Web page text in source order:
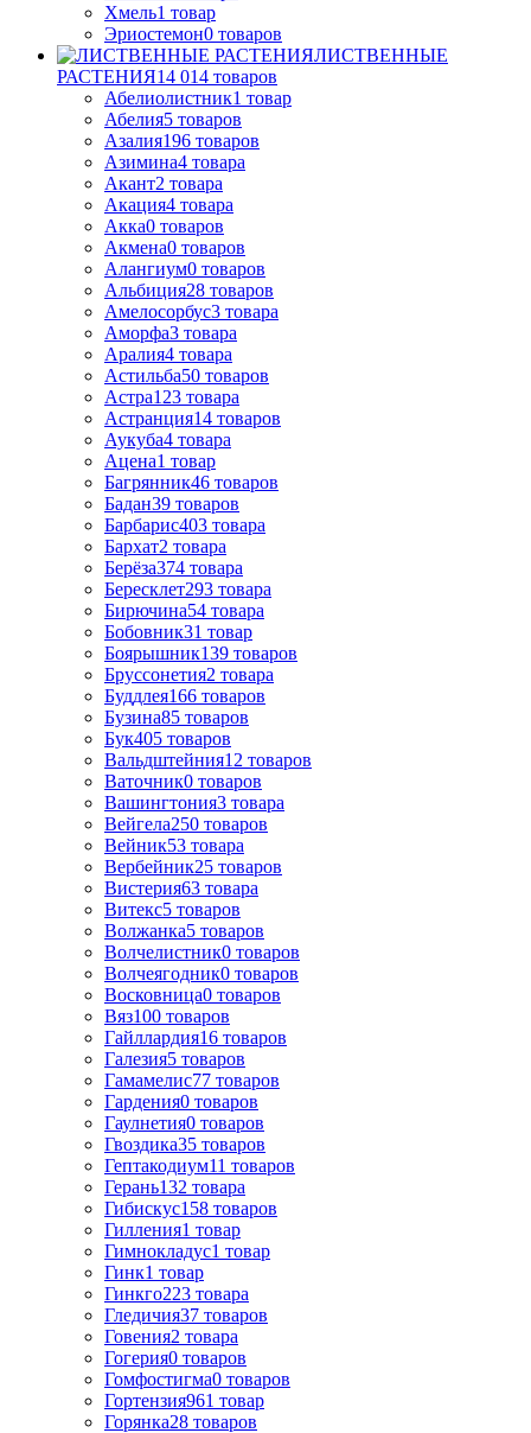
Хмель1 товар
Эриостемон0 товаров
ЛИСТВЕННЫЕ
РАСТЕНИЯ14 014 товаров
Абелиолистник1 товар
Абелия5 товаров
Азалия196 товаров
Азимина4 товара
Акант2 товара
Акация4 товара
Акка0 товаров
Акмена0 товаров
Алангиум0 товаров
Альбиция28 товаров
Амелосорбус3 товара
Аморфа3 товара
Аралия4 товара
Астильба50 товаров
Астра123 товара
Астранция14 товаров
Аукуба4 товара
Ацена1 товар
Багрянник46 товаров
Бадан39 товаров
Барбарис403 товара
Бархат2 товара
Берёза374 товара
Бересклет293 товара
Бирючина54 товара
Бобовник31 товар
Боярышник139 товаров
Бруссонетия2 товара
Буддлея166 товаров
Бузина85 товаров
Бук405 товаров
Вальдштейния12 товаров
Ваточник0 товаров
Вашингтония3 товара
Вейгела250 товаров
Вейник53 товара
Вербейник25 товаров
Вистерия63 товара
Витекс5 товаров
Волжанка5 товаров
Волчелистник0 товаров
Волчеягодник0 товаров
Восковница0 товаров
Вяз100 товаров
Гайллардия16 товаров
Галезия5 товаров
Гамамелис77 товаров
Гардения0 товаров
Гаулнетия0 товаров
Гвоздика35 товаров
Гептакодиум11 товаров
Герань132 товара
Гибискус158 товаров
Гилления1 товар
Гимнокладус1 товар
Гинк1 товар
Гинкго223 товара
Гледичия37 товаров
Говения2 товара
Гогерия0 товаров
Гомфостигма0 товаров
Гортензия961 товар
Горянка28 товаров